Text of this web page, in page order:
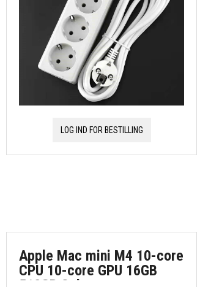
LOG IND FOR BESTILLING
Apple Mac mini M4 10-core
CPU 10-core GPU 16GB